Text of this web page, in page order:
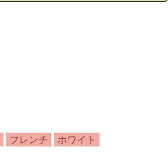
フレンチ ホワイト